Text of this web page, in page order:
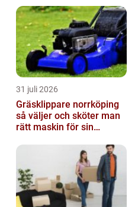
31 juli 2026
Gräsklippare norrköping
så väljer och sköter man
rätt maskin för sin